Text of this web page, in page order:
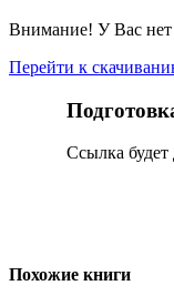
Внимание! У Вас нет
Перейти к
Сcылка будет
Похожие книги